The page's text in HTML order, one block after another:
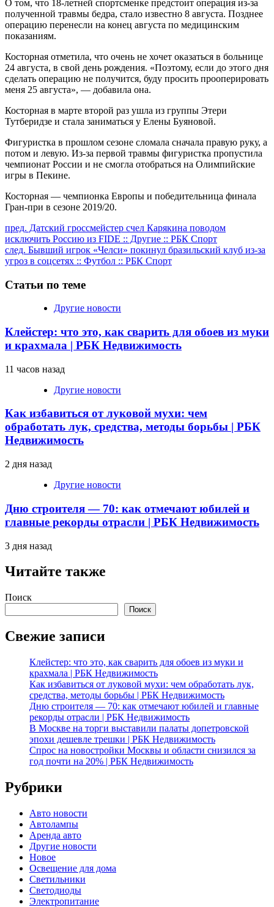
О том, что 18-летней спортсменке предстоит операция из-за
полученной травмы бедра, стало известно 8 августа. Позднее
операцию перенесли на конец августа по медицинским
показаниям.
Косторная отметила, что очень не хочет оказаться в больнице
24 августа, в свой день рождения. «Поэтому, если до этого дня
сделать операцию не получится, буду просить прооперировать
меня 25 августа», — добавила она.
Косторная в марте второй раз ушла из группы Этери
Тутберидзе и стала заниматься у Елены Буяновой.
Фигуристка в прошлом сезоне сломала сначала правую руку, а
потом и левую. Из-за первой травмы фигуристка пропустила
чемпионат России и не смогла отобраться на Олимпийские
игры в Пекине.
Косторная — чемпионка Европы и победительница финала
Гран-при в сезоне 2019/20.
Продолжить
чтение
пред. Датский гроссмейстер счел Карякина поводом
исключить Россию из FIDE :: Другие :: РБК Спорт
след. Бывший игрок «Челси» покинул бразильский клуб из-за
угроз в соцсетях :: Футбол :: РБК Спорт
Статьи по теме
Другие новости
Клейстер: что это, как сварить для обоев из муки
и крахмала | РБК Недвижимость
11 часов назад
Другие новости
Как избавиться от луковой мухи: чем
обработать лук, средства, методы борьбы | РБК
Недвижимость
2 дня назад
Другие новости
Дню строителя — 70: как отмечают юбилей и
главные рекорды отрасли | РБК Недвижимость
3 дня назад
Читайте также
Поиск
Поиск
Свежие записи
Клейстер: что это, как сварить для обоев из муки и
крахмала | РБК Недвижимость
Как избавиться от луковой мухи: чем обработать лук,
средства, методы борьбы | РБК Недвижимость
Дню строителя — 70: как отмечают юбилей и главные
рекорды отрасли | РБК Недвижимость
В Москве на торги выставили палаты допетровской
эпохи дешевле трешки | РБК Недвижимость
Спрос на новостройки Москвы и области снизился за
год почти на 20% | РБК Недвижимость
Рубрики
Авто новости
Автолампы
Аренда авто
Другие новости
Новое
Освещение для дома
Светильники
Светодиоды
Электропитание